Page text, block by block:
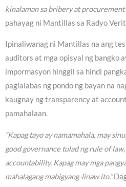
kinalaman sa bribery at
pahayag ni Mantillas sa Radyo
Ipinaliwanag ni Mantillas na ang
auditors at mga opisyal ng bangko
impormasyon hinggil sa hindi
paglalabas ng pondo ng bayan na
kaugnay ng transparency at
pamahalaan.
“Kapag tayo ay namamahala, may
good governance tulad ng rule of
accountability. Kapag may mga
mahalagang mabigyang-linaw ito.”